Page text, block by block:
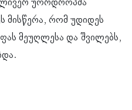
უორდროპმა
მისწერა, რომ უდიდეს
მეუღლესა და შვილებს,